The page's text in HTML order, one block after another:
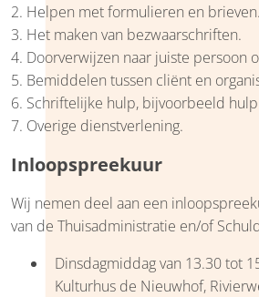
2. Helpen met formulieren en brieven.
3. Het maken van bezwaarschriften.
4. Doorverwijzen naar juiste persoon
5. Bemiddelen tussen cliënt en
6. Schriftelijke hulp, bijvoorbeeld
7. Overige dienstverlening.
Inloopspreekuur
Wij nemen deel aan een
van de Thuisadministratie en/of
Dinsdagmiddag van 13.30 tot
Kulturhus de Nieuwhof,